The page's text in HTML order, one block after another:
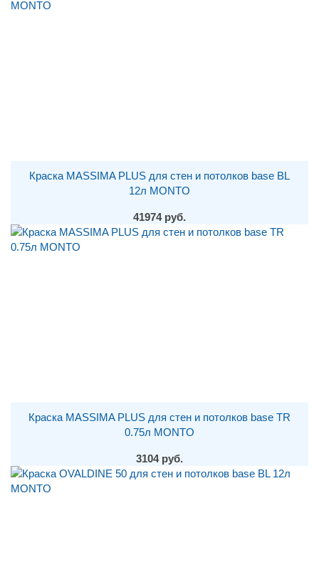
Краска MASSIMA PLUS для стен и потолков base BL
12л MONTO
41974 руб.
Краска MASSIMA PLUS для стен и потолков base TR
0.75л MONTO
3104 руб.